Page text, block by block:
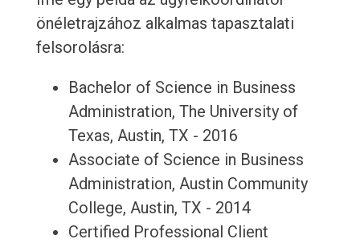
önéletrajzához alkalmas tapasztalati
felsorolásra:
Bachelor of Science in Business
Administration, The University of
Texas, Austin, TX - 2016
Associate of Science in Business
Administration, Austin Community
College, Austin, TX - 2014
Certified Professional Client